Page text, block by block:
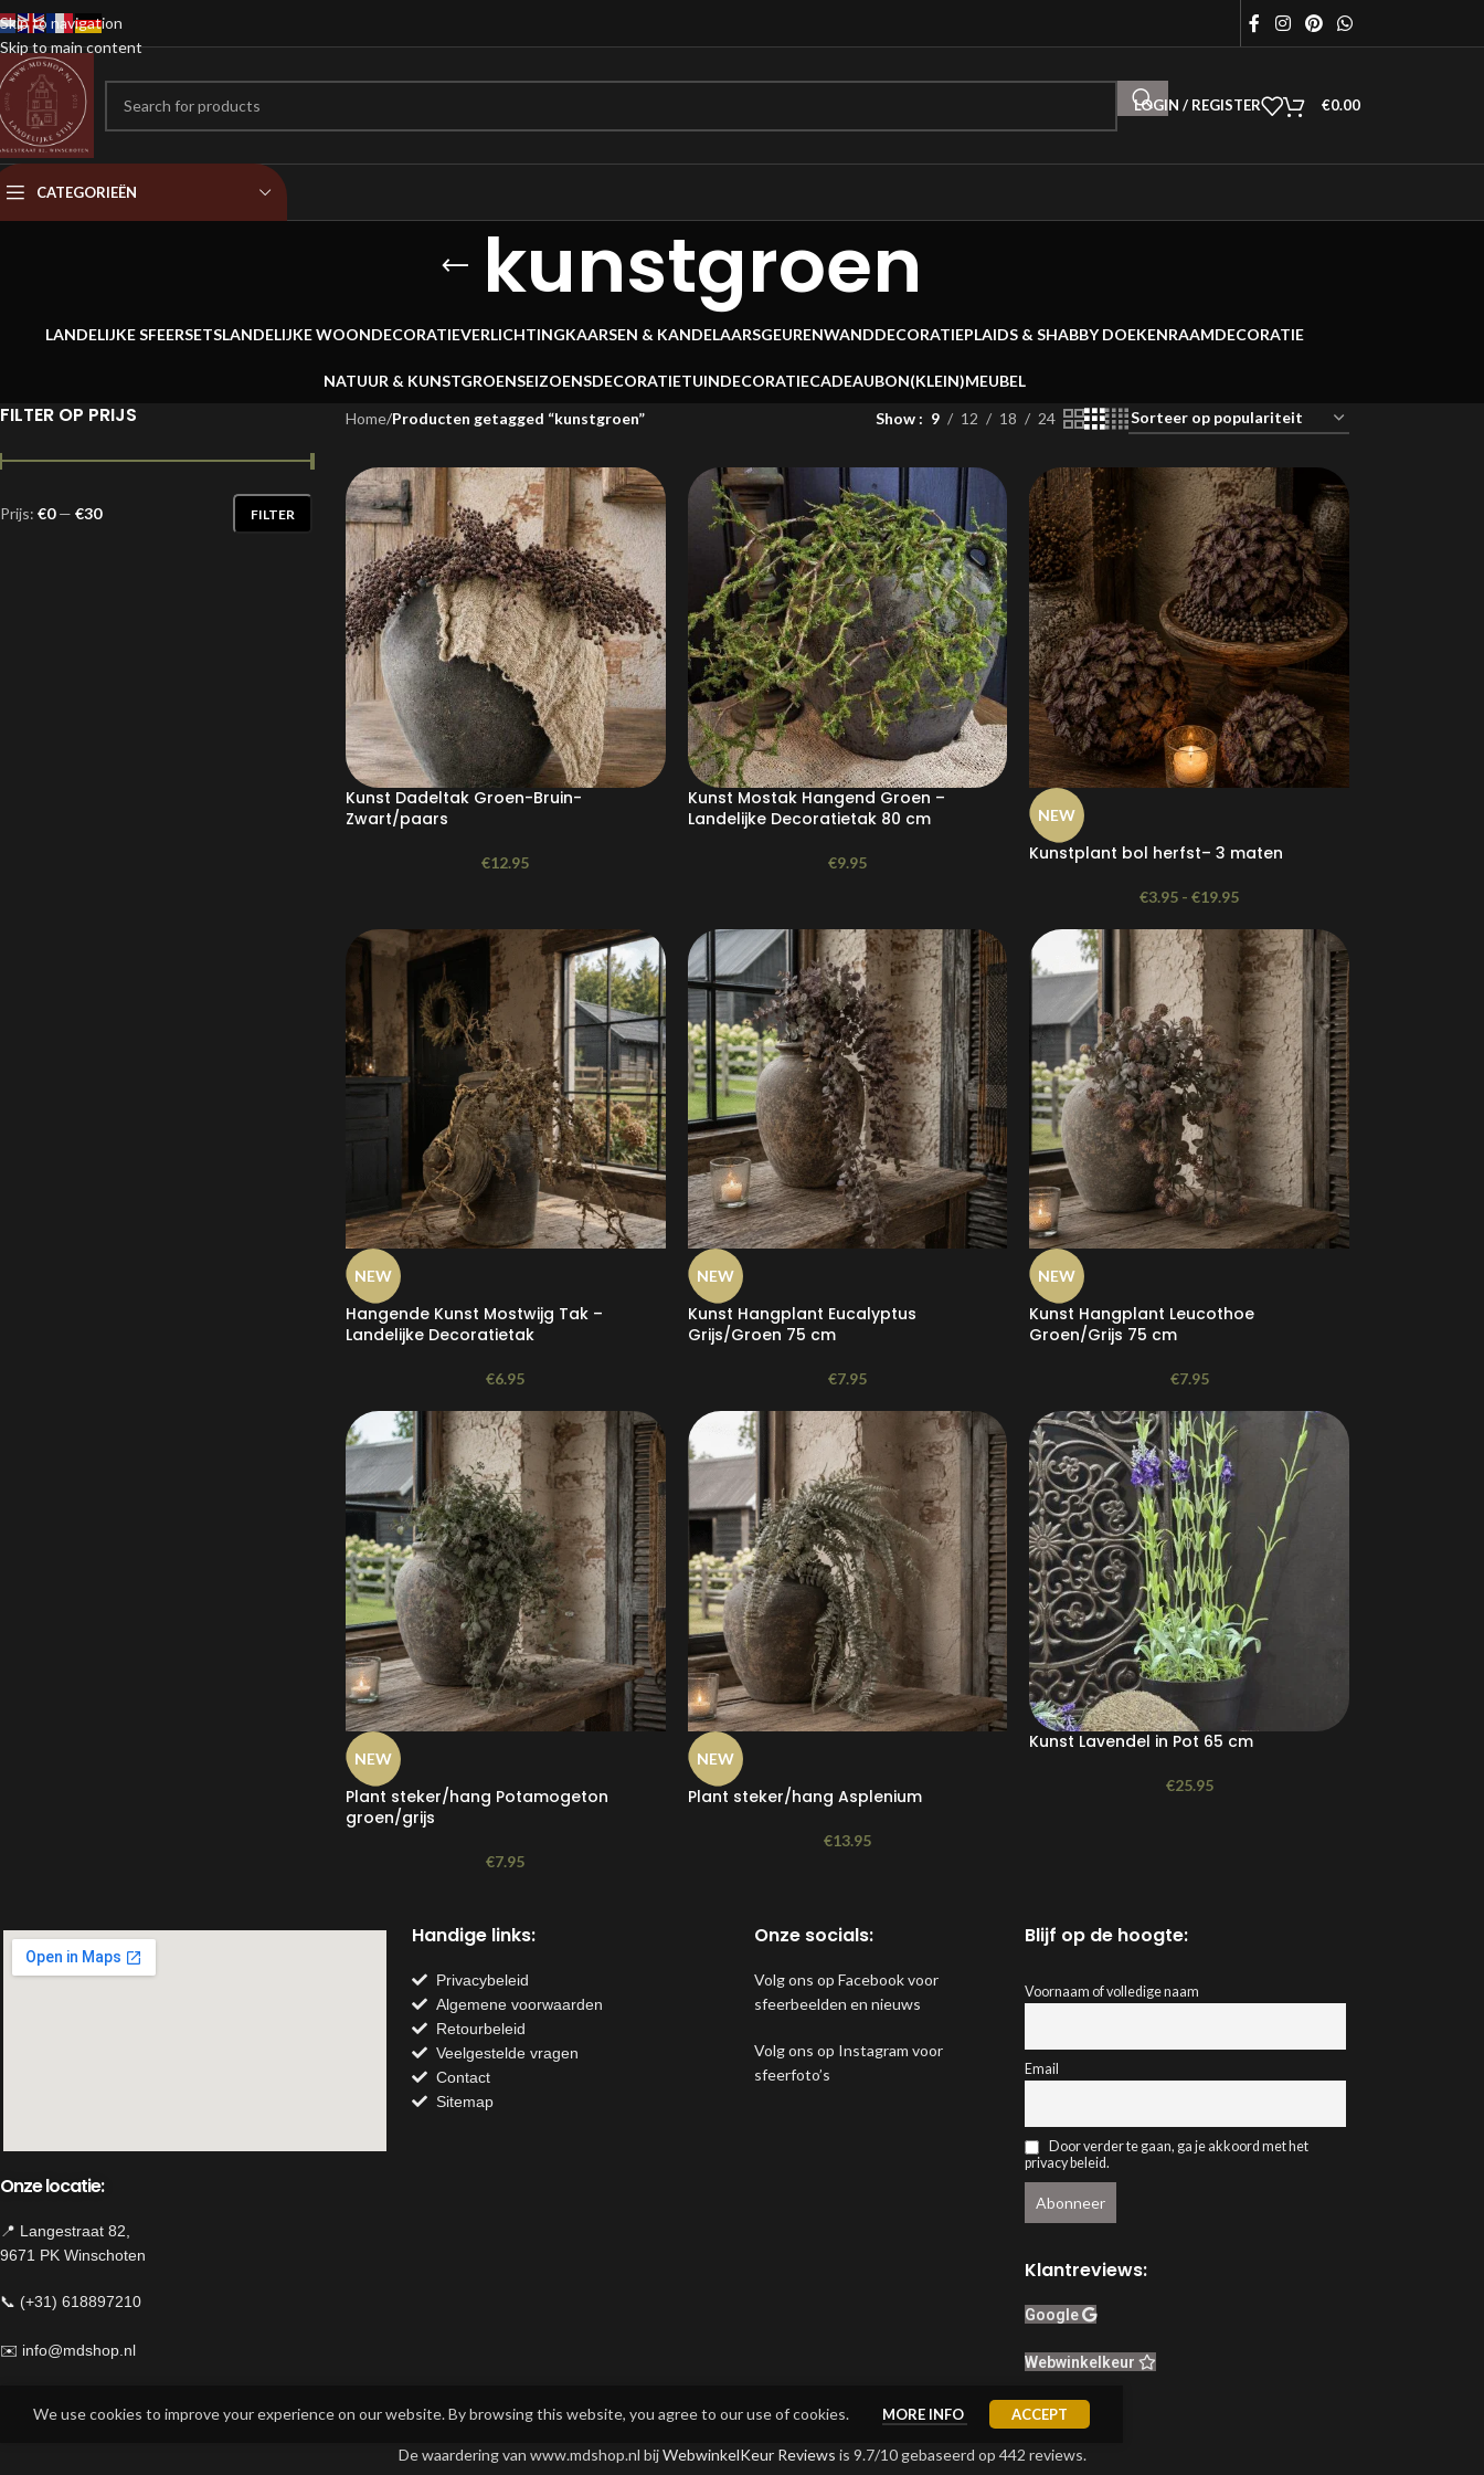
Skip to navigation
Skip to main content
LOGIN / REGISTER €0.00
CATEGORIEËN
kunstgroen
LANDELIJKE SFEERSETSLANDELIJKE WOONDECORATIEVERLICHTINGKAARSEN & KANDELAARSGEURENWANDDECORATIEPLAIDS & SHABBY DOEKENRAAMDECORATIE
NATUUR & KUNSTGROENSEIZOENSDECORATIETUINDECORATIECADEAUBON(KLEIN)MEUBEL
FILTER OP PRIJS
FILTER
Prijs: €0— €30
Home/Producten getagged “kunstgroen” Show 9 12 18 24
Kunst Dadeltak Groen-Bruin-
Zwart/paars
€12.95
Kunst Mostak Hangend Groen –
Landelijke Decoratietak 80 cm
€9.95
NEW
Kunstplant bol herfst– 3 maten
€3.95 - €19.95
NEW
Hangende Kunst Mostwijg Tak –
Landelijke Decoratietak
€6.95
NEW
Kunst Hangplant Eucalyptus
Grijs/Groen 75 cm
€7.95
NEW
Kunst Hangplant Leucothoe
Groen/Grijs 75 cm
€7.95
NEW
Plant steker/hang Potamogeton
groen/grijs
€7.95
NEW
Plant steker/hang Asplenium
€13.95
Kunst Lavendel in Pot 65 cm
€25.95
Onze locatie:
📍 Langestraat 82,
9671 PK Winschoten
📞 (+31) 618897210
✉️ info@mdshop.nl
Handige links:
Privacybeleid
Algemene voorwaarden
Retourbeleid
Veelgestelde vragen
Contact
Sitemap
Onze socials:
Volg ons op Facebook voor
sfeerbeelden en nieuws
Volg ons op Instagram voor
sfeerfoto’s
Blijf op de hoogte:
Voornaam of volledige naam
Email
Door verder te gaan, ga je akkoord met het
privacy beleid.
Klantreviews:
Google
Webwinkelkeur
We use cookies to improve your experience on our website. By browsing this website, you agree to our use of cookies. MORE INFO ACCEPT
De waardering van www.mdshop.nl bijWebwinkelKeur Reviews is 9.7/10 gebaseerd op 442 reviews.